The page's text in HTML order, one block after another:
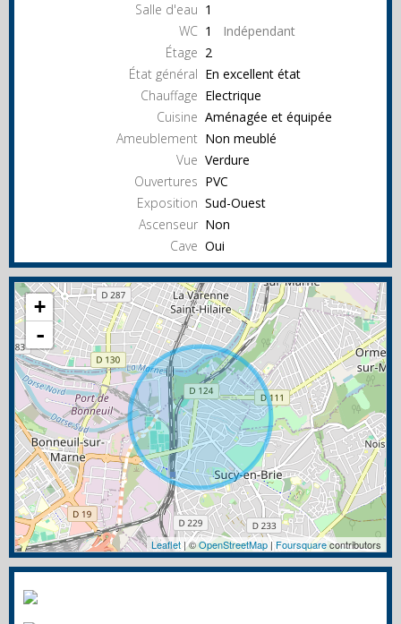
Salle d'eau 1
WC 1
Indépendant
Étage 2
État général En excellent état
Chauffage Electrique
Cuisine Aménagée et équipée
Ameublement Non meublé
Vue Verdure
Ouvertures PVC
Exposition Sud-Ouest
Ascenseur Non
Cave Oui
+
-
Leaflet| ©OpenStreetMap|Foursquarecontributors